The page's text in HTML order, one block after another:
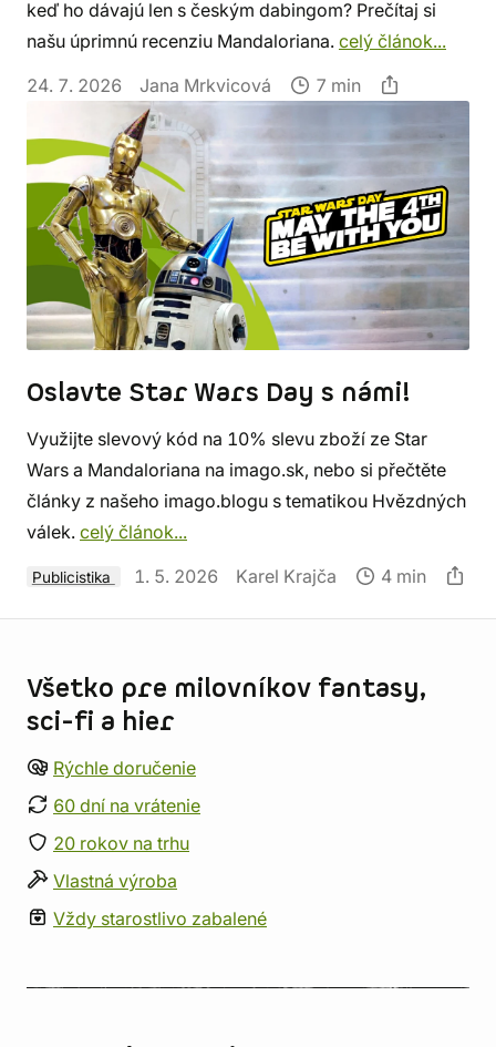
keď ho dávajú len s českým dabingom? Prečítaj si
našu úprimnú recenziu Mandaloriana. celý článok...
24. 7. 2026
Jana Mrkvicová 7 min
Oslavte Star Wars Day s námi!
Využijte slevový kód na 10% slevu zboží ze Star
Wars a Mandaloriana na imago.sk, nebo si přečtěte
články z našeho imago.blogu s tematikou Hvězdných
válek. celý článok...
Publicistika 1. 5. 2026 Karel Krajča 4 min
Všetko pre milovníkov fantasy,
sci-fi a hier
Rýchle doručenie
60 dní na vrátenie
20 rokov na trhu
Vlastná výroba
Vždy starostlivo zabalené